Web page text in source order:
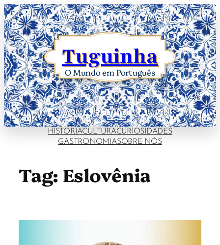
Skip
to
content
Tuguinha
O Mundo em Português
HISTÓRIACULTURACURIOSIDADES
GASTRONOMIASOBRE NÓS
Tag: Eslovênia